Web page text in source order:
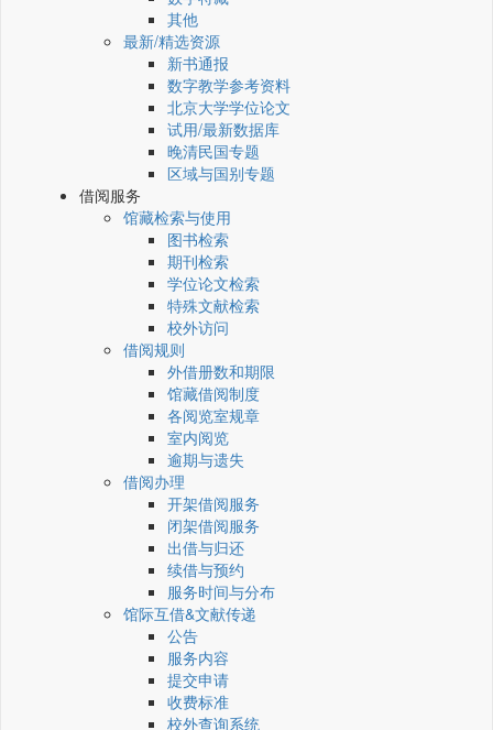
其他
最新/精选资源
新书通报
数字教学参考资料
北京大学学位论文
试用/最新数据库
晚清民国专题
区域与国别专题
借阅服务
馆藏检索与使用
图书检索
期刊检索
学位论文检索
特殊文献检索
校外访问
借阅规则
外借册数和期限
馆藏借阅制度
各阅览室规章
室内阅览
逾期与遗失
借阅办理
开架借阅服务
闭架借阅服务
出借与归还
续借与预约
服务时间与分布
馆际互借&文献传递
公告
服务内容
提交申请
收费标准
校外查询系统